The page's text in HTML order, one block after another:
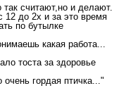
считают,но и делают.
12 до 2х и за это время
по бутылке
какая работа...
тоста за здоровье
гордая птичка..."